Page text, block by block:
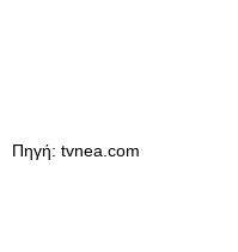
Πηγή: tvnea.com